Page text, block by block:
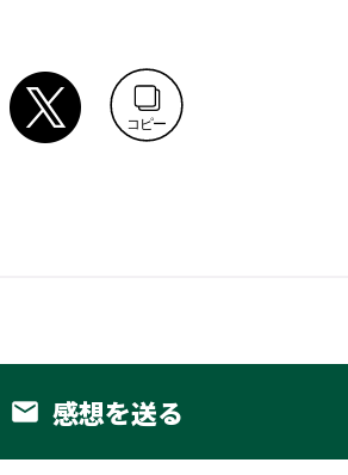
コピー
email 感想を送る